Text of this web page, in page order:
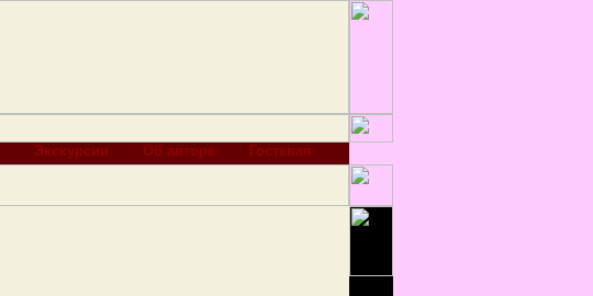
Экскурсии Об авторе Гостевая